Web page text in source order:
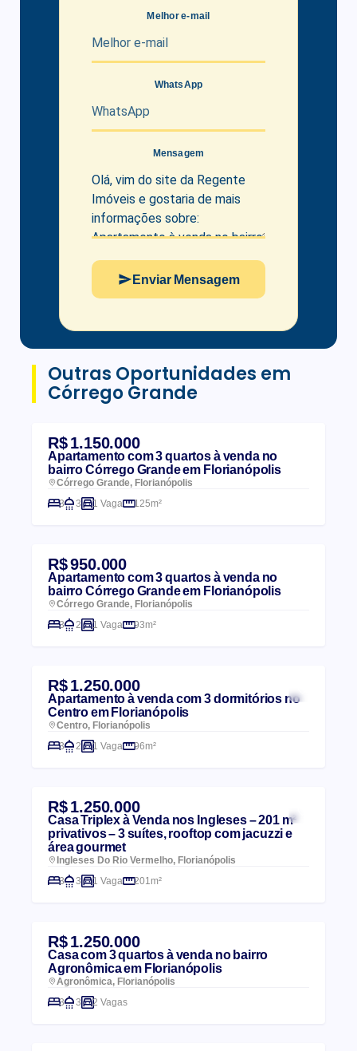
Melhor e-mail
WhatsApp
Mensagem
Enviar Mensagem
Outras Oportunidades em
Córrego Grande
R$ 1.150.000
Apartamento com 3 quartos à venda no
bairro Córrego Grande em Florianópolis
Córrego Grande, Florianópolis
3
3 1 Vaga 125m²
R$ 950.000
Apartamento com 3 quartos à venda no
bairro Córrego Grande em Florianópolis
Córrego Grande, Florianópolis
3
2 1 Vaga 93m²
R$ 1.250.000
Apartamento à venda com 3 dormitórios no
Centro em Florianópolis
Centro, Florianópolis
3
2 1 Vaga 96m²
R$ 1.250.000
Casa Triplex à Venda nos Ingleses – 201 m²
privativos – 3 suítes, rooftop com jacuzzi e
área gourmet
Ingleses Do Rio Vermelho, Florianópolis
3
3 1 Vaga 201m²
R$ 1.250.000
Casa com 3 quartos à venda no bairro
Agronômica em Florianópolis
Agronômica, Florianópolis
3
3 2 Vagas